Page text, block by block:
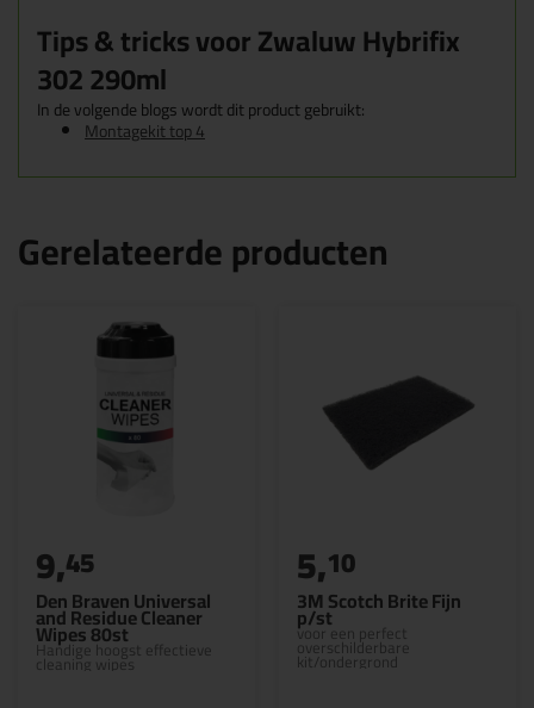
Tips & tricks voor Zwaluw Hybrifix
302 290ml
In de volgende blogs wordt dit product gebruikt:
Montagekit top 4
Gerelateerde producten
Den Braven Universal
and Residue Cleaner
Wipes 80st
Handige hoogst effectieve
cleaning wipes
9,45
3M Scotch Brite Fijn
p/st
voor een perfect
overschilderbare
kit/ondergrond
5,10